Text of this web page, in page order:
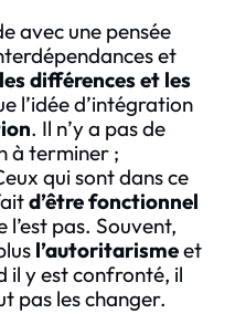
avec une pensée
et
les différences et les
l’idée d’intégration
. Il n’y a pas de
à terminer ;
qui sont dans ce
d’être fonctionnel
l’est pas. Souvent,
l’autoritarismeet
il y est confronté, il
pas les changer.